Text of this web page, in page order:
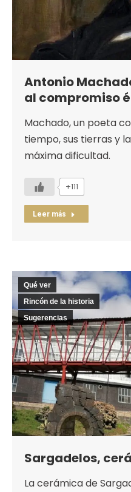
Antonio
al compromiso
Machado, un poeta
tiempo, sus tierras y
máxima dificultad.
+111
Leer más
Qué ver
Rincón de la historia
Sugerencias
Sargadelos,
La cerámica de